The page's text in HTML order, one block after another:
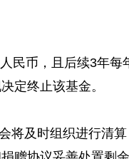
民币，且后续3年
定终止该基金。
将及时组织进行清